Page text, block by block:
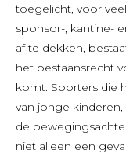
toegelicht, voor
sponsor-, kantine-
af te dekken,
het bestaansrecht
komt. Sporters die
van jonge
de
niet alleen een